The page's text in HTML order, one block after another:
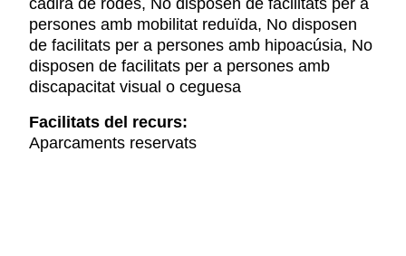
cadira de rodes, No disposen de facilitats per a
persones amb mobilitat reduïda, No disposen
de facilitats per a persones amb hipoacúsia, No
disposen de facilitats per a persones amb
discapacitat visual o ceguesa
Facilitats del recurs:
Aparcaments reservats